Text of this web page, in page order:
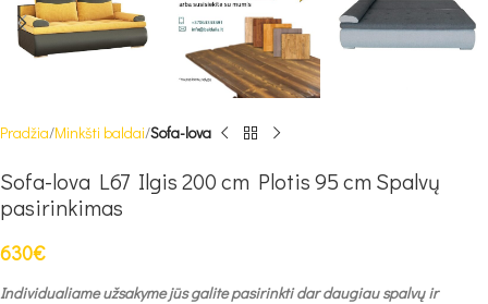
Pradžia Minkšti baldai Sofa-lova
Sofa-lova L67 Ilgis 200 cm Plotis 95 cm Spalvų
pasirinkimas
630€
Individualiame užsakyme jūs galite pasirinkti dar daugiau spalvų ir